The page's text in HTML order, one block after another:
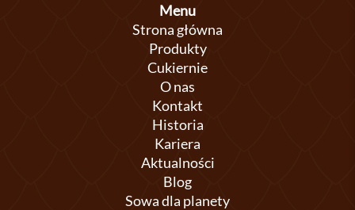
Menu
Strona główna
Produkty
Cukiernie
O nas
Kontakt
Historia
Kariera
Aktualności
Blog
Sowa dla planety